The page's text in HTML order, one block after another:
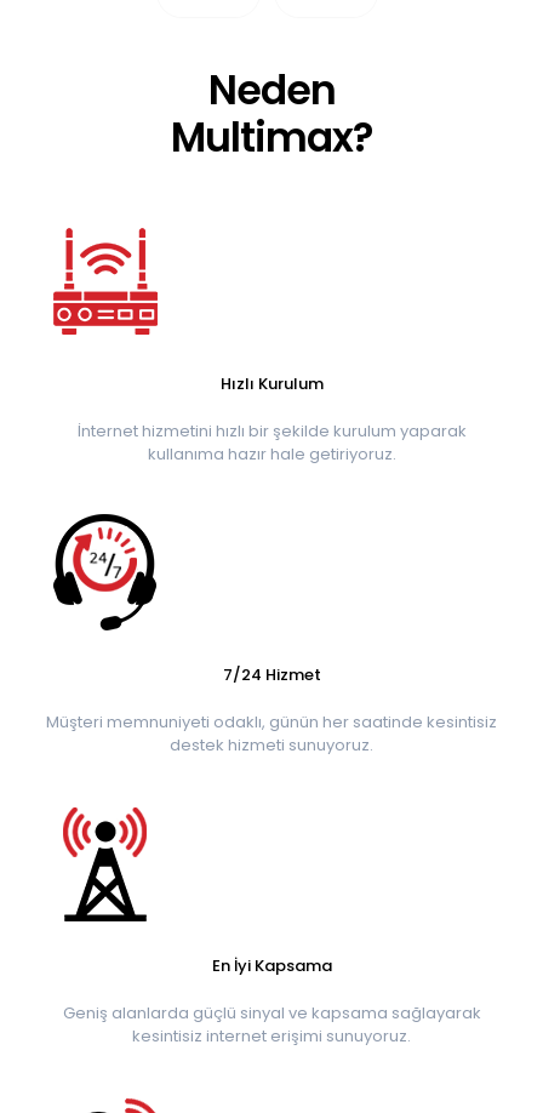
Neden
Multimax?
Hızlı Kurulum
İnternet hizmetini hızlı bir şekilde kurulum yaparak
kullanıma hazır hale getiriyoruz.
7/24 Hizmet
Müşteri memnuniyeti odaklı, günün her saatinde kesintisiz
destek hizmeti sunuyoruz.
En İyi Kapsama
Geniş alanlarda güçlü sinyal ve kapsama sağlayarak
kesintisiz internet erişimi sunuyoruz.